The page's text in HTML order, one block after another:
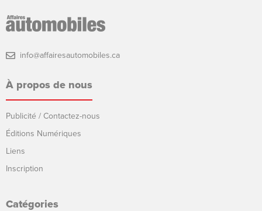
info@affairesautomobiles.ca
À propos de nous
Publicité / Contactez-nous
Éditions Numériques
Liens
Inscription
Catégories